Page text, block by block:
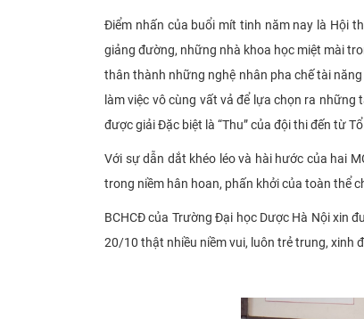
Điểm nhấn của buổi mít tinh năm nay là Hội
giảng đường, những nhà khoa học miệt mài
thân thành những nghệ nhân pha chế tài
làm việc vô cùng vất vả để lựa chọn ra
được giải Đặc biệt là “Thu” của đội thi đến từ
Với sự dẫn dắt khéo léo và hài hước của hai
trong niềm hân hoan, phấn khởi của toàn thể
BCHCĐ của Trường Đại học Dược Hà Nội xin
20/10 thật nhiều niềm vui, luôn trẻ trung, xinh